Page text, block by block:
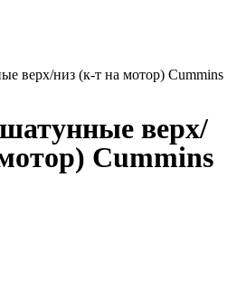
верх/низ (к-т на мотор) Cummins
верх/
Cummins